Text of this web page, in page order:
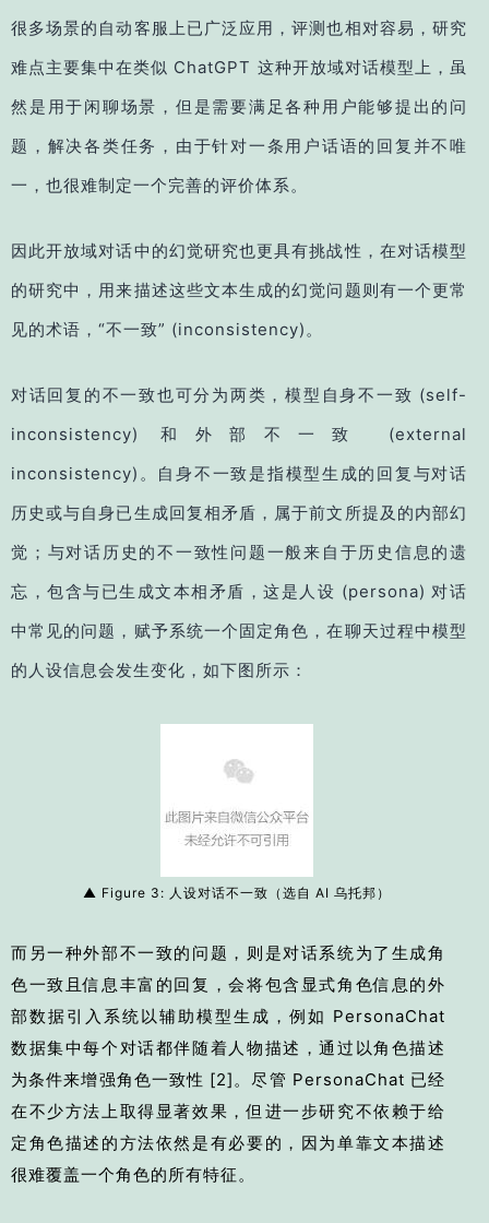
很多场景的自动客服上已广泛应用，评测也相对容易，研究
难点主要集中在类似 ChatGPT 这种开放域对话模型上，虽
然是用于闲聊场景，但是需要满足各种用户能够提出的问
题，解决各类任务，由于针对一条用户话语的回复并不唯
一，也很难制定一个完善的评价体系。
因此开放域对话中的幻觉研究也更具有挑战性，在对话模型
的研究中，用来描述这些文本生成的幻觉问题则有一个更常
见的术语，“不一致” (inconsistency)。
对话回复的不一致也可分为两类，模型自身不一致 (self-
inconsistency) 和外部不一致 (external
inconsistency)。自身不一致是指模型生成的回复与对话
历史或与自身已生成回复相矛盾，属于前文所提及的内部幻
觉；与对话历史的不一致性问题一般来自于历史信息的遗
忘，包含与已生成文本相矛盾，这是人设 (persona) 对话
中常见的问题，赋予系统一个固定角色，在聊天过程中模型
的人设信息会发生变化，如下图所示：
▲ Figure 3: 人设对话不一致（选自 AI 乌托邦）
而另一种外部不一致的问题，则是对话系统为了生成角
色一致且信息丰富的回复，会将包含显式角色信息的外
部数据引入系统以辅助模型生成，例如 PersonaChat
数据集中每个对话都伴随着人物描述，通过以角色描述
为条件来增强角色一致性 [2] 。尽管 PersonaChat 已经
在不少方法上取得显著效果，但进一步研究不依赖于给
定角色描述的方法依然是有必要的，因为单靠文本描述
很难覆盖一个角色的所有特征。